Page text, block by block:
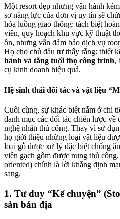
Một resort đẹp nhưng vận hành
sơ năng lực của đơn vị uy tín sẽ
hóa luồng giao thông: tách biệt
viên, quy hoạch khu vực kỹ thuật
ồn, nhưng vẫn đảm bảo dịch vụ
Họ cho chủ đầu tư thấy rằng: thiết
hành và tăng tuổi thọ công trình,
cụ kinh doanh hiệu quả.
Hệ sinh thái đối tác và vật liệu
Cuối cùng, sự khác biệt nằm ở chi
danh mục các đối tác chiến lược về
nghệ nhân thủ công. Thay vì sử
họ giới thiệu những loại vật liệu
loại gỗ được xử lý đặc biệt chống
viên gạch gốm được nung thủ
oriented) chính là lời khẳng định
sang.
1. Tư duy “Kể chuyện”
sản bản địa